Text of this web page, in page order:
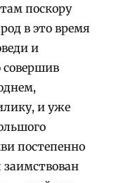
поскору
в это время
и
совершив
и уже
постепенно